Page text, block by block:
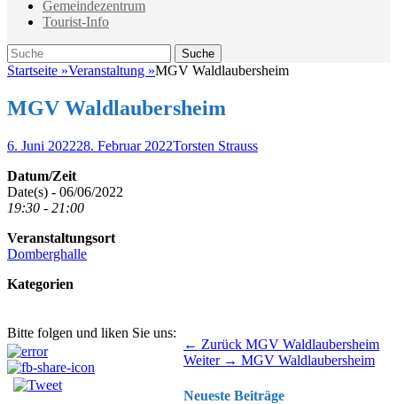
Gemeindezentrum
Tourist-Info
Suche
Suche
nach:
Startseite »Veranstaltung »MGV Waldlaubersheim
MGV Waldlaubersheim
Veröffentlicht
6. Juni 202228. Februar 2022Autor
Torsten Strauss
Datum/Zeit
Date(s) - 06/06/2022
19:30 - 21:00
Veranstaltungsort
Domberghalle
Kategorien
Bitte folgen und liken Sie uns:
Beitragsnavigation ← Zurück Vorhergehender
Beitrag:
MGV Waldlaubersheim
Weiter → Nächster
MGV Waldlaubersheim
Neueste Beiträge